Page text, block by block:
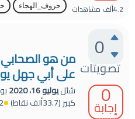
4.2ألف مشاهدات
حروف_الهجاء
0
تصويتات
0
إجابة
من هو الصحابي
على أبي جهل
سُئليوليو 16، 2020
كبير(33.7ألف نقاط)